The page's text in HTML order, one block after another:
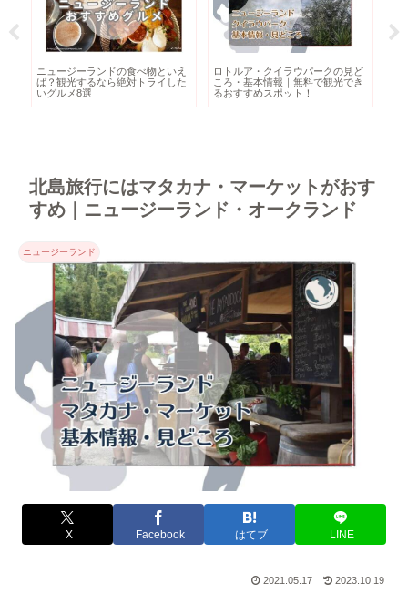
ニュージーランドの食べ物といえ
ば？観光するなら絶対トライした
いグルメ8選
ロトルア・クイラウパークの見ど
ころ・基本情報｜無料で観光でき
るおすすめスポット！
北島旅行にはマタカナ・マーケットがおす
すめ｜ニュージーランド・オークランド
ニュージーランド
X Facebook はてブ LINE
2021.05.17 2023.10.19